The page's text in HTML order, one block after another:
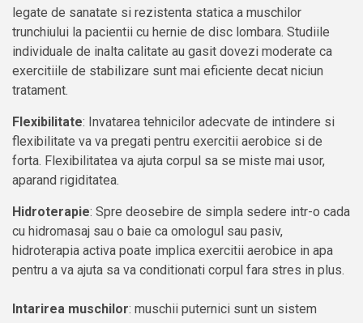
legate de sanatate si rezistenta statica a muschilor
trunchiului la pacientii cu hernie de disc lombara. Studiile
individuale de inalta calitate au gasit dovezi moderate ca
exercitiile de stabilizare sunt mai eficiente decat niciun
tratament.
Flexibilitate: Invatarea tehnicilor adecvate de intindere si
flexibilitate va va pregati pentru exercitii aerobice si de
forta. Flexibilitatea va ajuta corpul sa se miste mai usor,
aparand rigiditatea.
Hidroterapie: Spre deosebire de simpla sedere intr-o cada
cu hidromasaj sau o baie ca omologul sau pasiv,
hidroterapia activa poate implica exercitii aerobice in apa
pentru a va ajuta sa va conditionati corpul fara stres in plus.
Intarirea muschilor: muschii puternici sunt un sistem